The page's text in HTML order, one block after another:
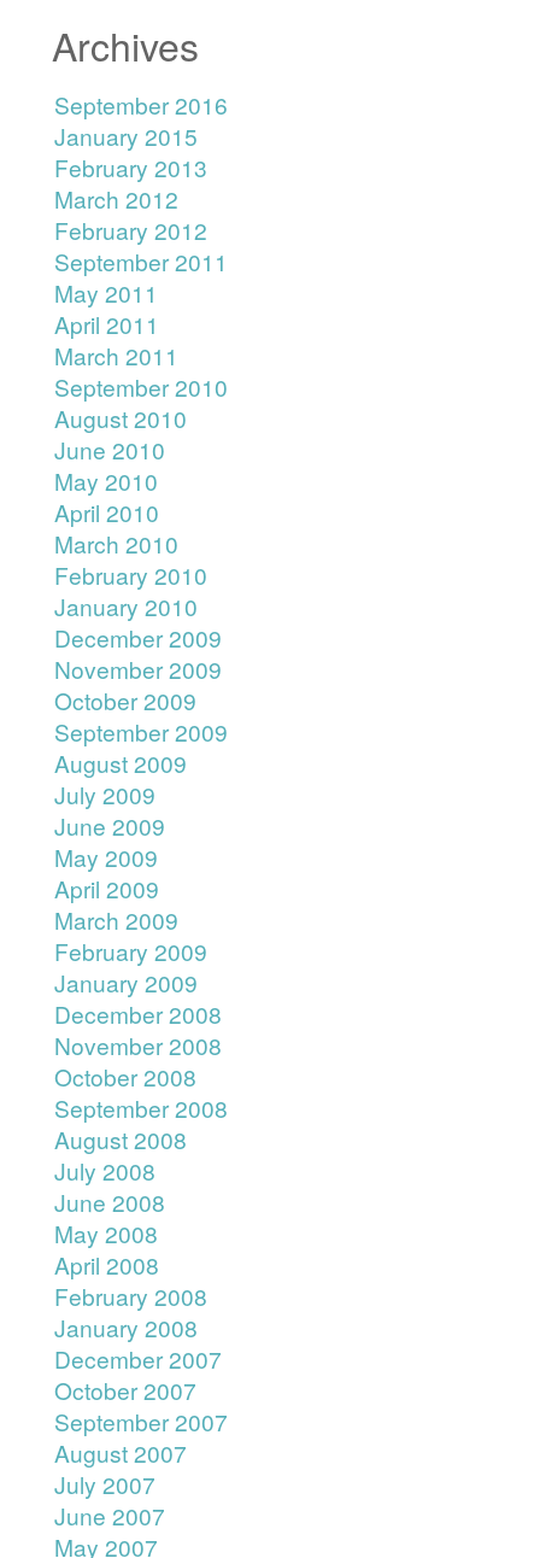
Archives
September 2016
January 2015
February 2013
March 2012
February 2012
September 2011
May 2011
April 2011
March 2011
September 2010
August 2010
June 2010
May 2010
April 2010
March 2010
February 2010
January 2010
December 2009
November 2009
October 2009
September 2009
August 2009
July 2009
June 2009
May 2009
April 2009
March 2009
February 2009
January 2009
December 2008
November 2008
October 2008
September 2008
August 2008
July 2008
June 2008
May 2008
April 2008
February 2008
January 2008
December 2007
October 2007
September 2007
August 2007
July 2007
June 2007
May 2007